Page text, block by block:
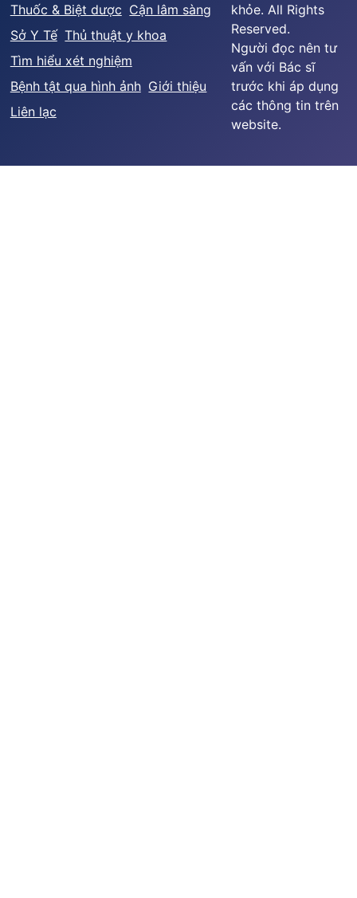
Thuốc & Biệt dược Cận lâm sàng
Sở Y Tế Thủ thuật y khoa
Tìm hiểu xét nghiệm
Bệnh tật qua hình ảnh Giới thiệu
Liên lạc
khỏe. All Rights
Reserved.
Người đọc nên tư
vấn với Bác sĩ
trước khi áp dụng
các thông tin trên
website.